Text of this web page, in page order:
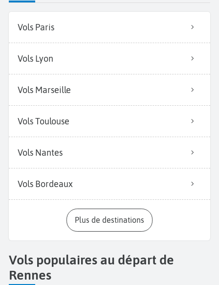
Vols Paris
Vols Lyon
Vols Marseille
Vols Toulouse
Vols Nantes
Vols Bordeaux
Plus de destinations
Vols populaires au départ de
Rennes